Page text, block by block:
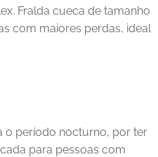
Fralda cueca de tamanho
com maiores perdas, ideal
o período nocturno, por ter
para pessoas com